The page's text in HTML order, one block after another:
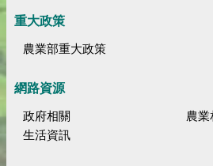
重大政策
農業部重大政策
網路資源
政府相關
農業
生活資訊